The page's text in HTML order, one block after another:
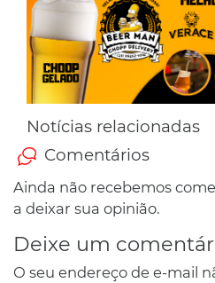
Notícias relacionadas
Comentários
Ainda não recebemos
a deixar sua opinião.
Deixe um
O seu endereço de e-mail